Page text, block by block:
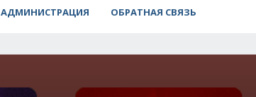
АДМИНИСТРАЦИЯ ОБРАТНАЯ СВЯЗЬ